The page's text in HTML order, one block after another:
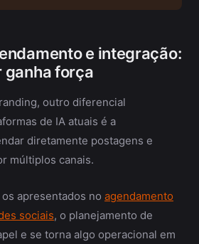
e integração:
ganha força
outro diferencial
de IA atuais é a
diretamente postagens e
múltiplos canais.
apresentados no agendamento
sociais, o planejamento de
e se torna algo operacional em